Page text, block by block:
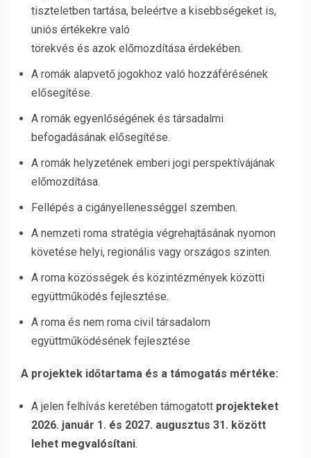
tiszteletben tartása, beleértve a kisebbségeket is,
uniós értékekre való
törekvés és azok előmozdítása érdekében.
A romák alapvető jogokhoz való hozzáférésének
elősegítése.
A romák egyenlőségének és társadalmi
befogadásának elősegítése.
A romák helyzetének emberi jogi perspektívájának
előmozdítása.
Fellépés a cigányellenességgel szemben.
A nemzeti roma stratégia végrehajtásának nyomon
követése helyi, regionális vagy országos szinten.
A roma közösségek és közintézmények közötti
együttműködés fejlesztése.
A roma és nem roma civil társadalom
együttműködésének fejlesztése
A projektek időtartama és a támogatás mértéke:
A jelen felhívás keretében támogatott projekteket
2026. január 1. és 2027. augusztus 31. között
lehet megvalósítani.